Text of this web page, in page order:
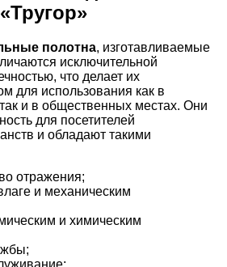
полотна, изготавливаемые
исключительной
что делает их
для использования как в
и в общественных местах. Они
для посетителей
и обладают такими
отражения;
и механическим
и химическим